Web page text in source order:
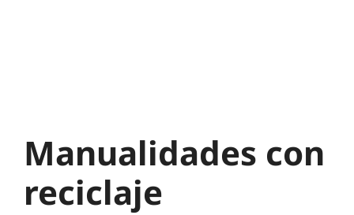
Manualidades con
reciclaje